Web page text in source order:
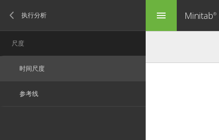
menu Minitab®